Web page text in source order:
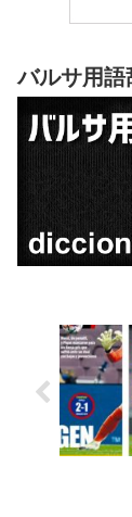
バルサ用語